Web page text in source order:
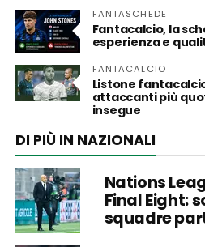
FANTASCHEDE
Fantacalcio, la
esperienza e
FANTACALCIO
Listone
attaccanti più
insegue
DI PIÙ IN NAZIONALI
Nations
Final Eight:
squadre